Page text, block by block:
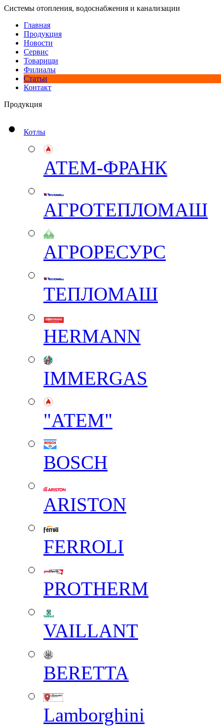
Системы отопления, водоснабжения и канализации
Главная
Продукция
Новости
Сервис
Товарищи
Филиалы
Статьи
Контакт
Продукция
Котлы
АТЕМ-ФРАНК
АГРОТЕПЛОМАШ
АГРОРЕСУРС
ТЕПЛОМАШ
HERMANN
IMMERGAS
"АТЕМ"
BOSCH
ARISTON
FERROLI
PROTHERM
VAILLANT
BERETTA
Lamborghini